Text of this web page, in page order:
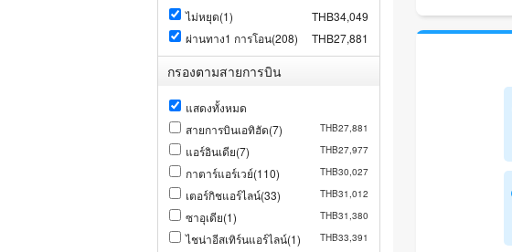
ไม่หยุด(1)
THB34,049
ผ่านทาง1 การโอน(208)
THB27,881
กรองตามสายการบิน
แสดงทั้งหมด
สายการบินเอทิฮัด(7)
THB27,881
แอร์อินเดีย(7) THB27,977
กาตาร์แอร์เวย์(110) THB30,027
เตอร์กิชแอร์ไลน์(33) THB31,012
ซาอุเดีย(1) THB31,380
ไชน่าอีสเทิร์นแอร์ไลน์(1) THB33,391